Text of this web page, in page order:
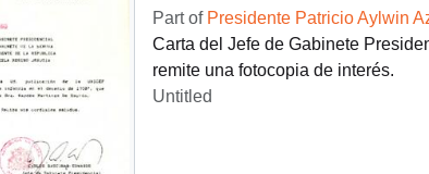
Part of Presidente Patricio Aylwin
Carta del Jefe de Gabinete
remite una fotocopia de interés.
Untitled